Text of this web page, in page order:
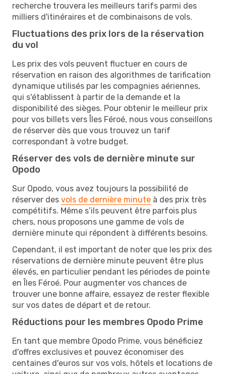
recherche trouvera les meilleurs tarifs parmi des
milliers d'itinéraires et de combinaisons de vols.
Fluctuations des prix lors de la réservation
du vol
Les prix des vols peuvent fluctuer en cours de
réservation en raison des algorithmes de tarification
dynamique utilisés par les compagnies aériennes,
qui s'établissent à partir de la demande et la
disponibilité des sièges. Pour obtenir le meilleur prix
pour vos billets vers Îles Féroé, nous vous conseillons
de réserver dès que vous trouvez un tarif
correspondant à votre budget.
Réserver des vols de dernière minute sur
Opodo
Sur Opodo, vous avez toujours la possibilité de
réserver des vols de dernière minute à des prix très
compétitifs. Même s’ils peuvent être parfois plus
chers, nous proposons une gamme de vols de
dernière minute qui répondent à différents besoins.
Cependant, il est important de noter que les prix des
réservations de dernière minute peuvent être plus
élevés, en particulier pendant les périodes de pointe
en Îles Féroé. Pour augmenter vos chances de
trouver une bonne affaire, essayez de rester flexible
sur vos dates de départ et de retour.
Réductions pour les membres Opodo Prime
En tant que membre Opodo Prime, vous bénéficiez
d'offres exclusives et pouvez économiser des
centaines d'euros sur vos vols, hôtels et locations de